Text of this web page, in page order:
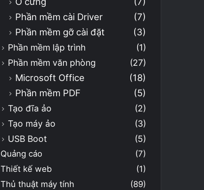
Phần mềm cài Driver
(7)
Phần mềm gỡ cài đặt
(3)
Phần mềm lập trình
(1)
Phần mềm văn phòng
(27)
Microsoft Office
(18)
Phần mềm PDF
(5)
Tạo đĩa ảo
(2)
Tạo máy ảo
(3)
USB Boot
(5)
Quảng cáo
(7)
Thiết kế web
(1)
Thủ thuật máy tính
(89)